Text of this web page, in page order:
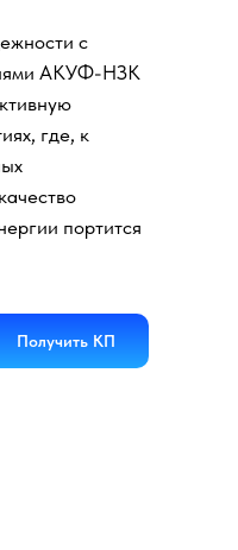
Получить КП
с
АКУФ-НЗК
где, к
портится